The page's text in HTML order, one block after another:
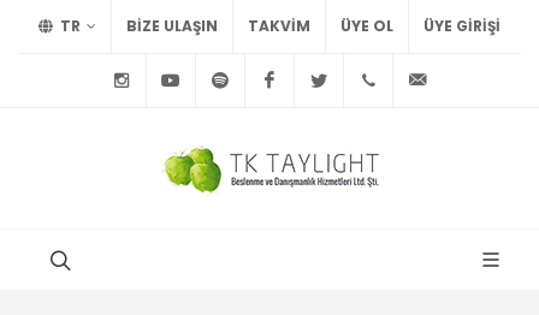
TR BİZE ULAŞIN TAKVİM ÜYE OL ÜYE GIRIŞI
InstagramYoutubeSpotify FacebookTwitter +90